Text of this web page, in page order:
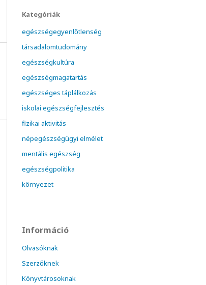
Kategóriák
egészségegyenlőtlenség
társadalomtudomány
egészségkultúra
egészségmagatartás
egészséges táplálkozás
iskolai egészségfejlesztés
fizikai aktivitás
népegészségügyi elmélet
mentális egészség
egészségpolitika
környezet
Információ
Olvasóknak
Szerzőknek
Könyvtárosoknak